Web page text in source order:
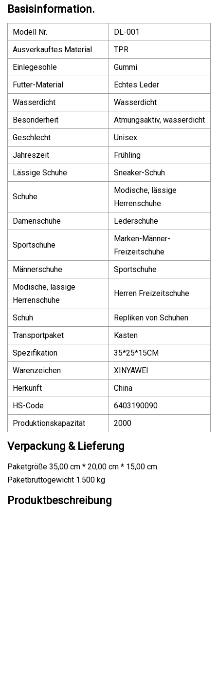
Basisinformation.
Modell Nr.
DL-001
Ausverkauftes Material
TPR
Einlegesohle
Gummi
Futter-Material
Echtes Leder
Wasserdicht
Wasserdicht
Besonderheit
Atmungsaktiv, wasserdicht
Geschlecht
Unisex
Jahreszeit
Frühling
Lässige Schuhe
Sneaker-Schuh
Schuhe
Modische, lässige
Herrenschuhe
Damenschuhe
Lederschuhe
Sportschuhe
Marken-Männer-
Freizeitschuhe
Männerschuhe
Sportschuhe
Modische, lässige
Herrenschuhe
Herren Freizeitschuhe
Schuh
Repliken von Schuhen
Transportpaket
Kasten
Spezifikation
35*25*15CM
Warenzeichen
XINYAWEI
Herkunft
China
HS-Code
6403190090
Produktionskapazität
2000
Verpackung & Lieferung
Paketgröße 35,00 cm * 20,00 cm * 15,00 cm.
Paketbruttogewicht 1.500 kg
Produktbeschreibung